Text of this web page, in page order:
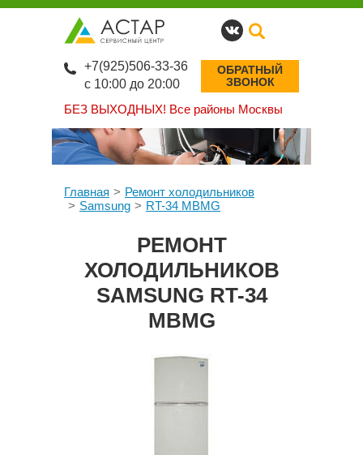
БЕЗ ВЫХОДНЫХ! Все районы Москвы
+7(925)506-33-36
с 10:00 до 20:00
ОБРАТНЫЙ
ЗВОНОК
Главная
Ремонт холодильников
Samsung
RT-34 MBMG
РЕМОНТ
ХОЛОДИЛЬНИКОВ
SAMSUNG RT-34
MBMG